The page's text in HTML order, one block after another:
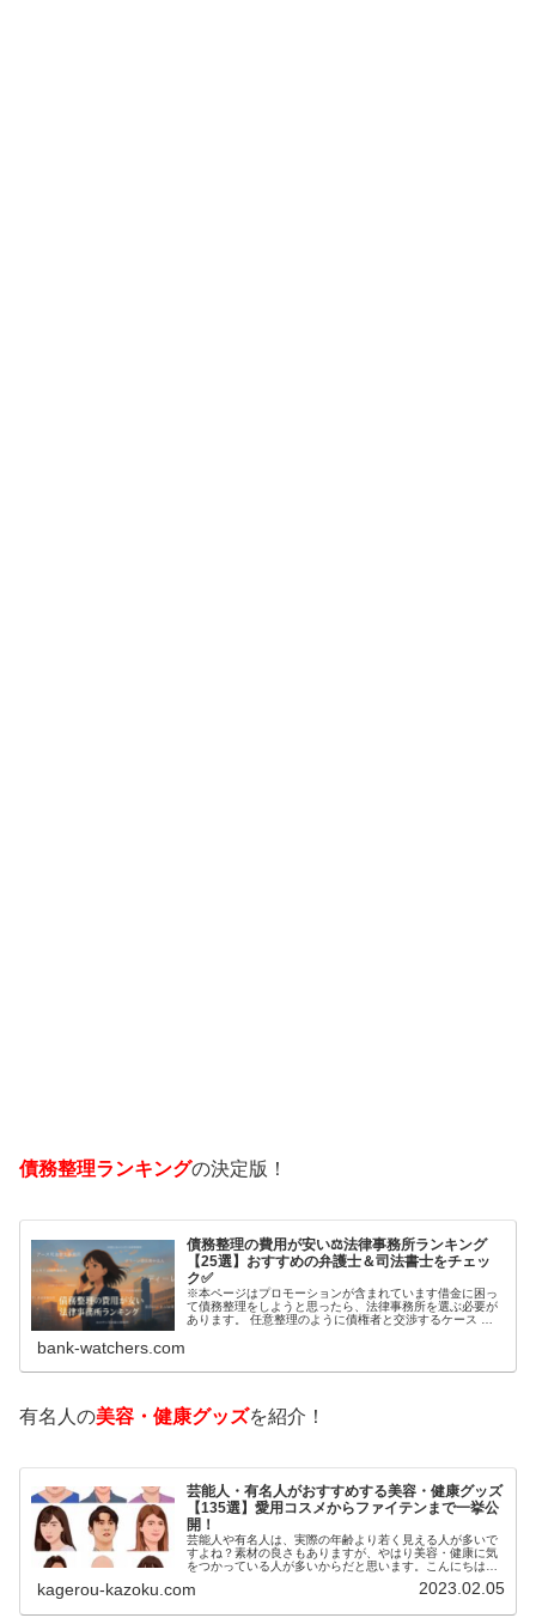
債務整理ランキングの決定版！
債務整理の費用が安い⚖️法律事務所ランキング
【25選】おすすめの弁護士＆司法書士をチェッ
ク✅
※本ページはプロモーションが含まれています借金に困っ
て債務整理をしようと思ったら、法律事務所を選ぶ必要が
あります。 任意整理のように債権者と交渉するケース 自
bank-watchers.com
有名人の美容・健康グッズを紹介！
芸能人・有名人がおすすめする美容・健康グッズ
【135選】愛用コスメからファイテンまで一挙公
開！
芸能人や有名人は、実際の年齢より若く見える人が多いで
すよね？素材の良さもありますが、やはり美容・健康に気
をつかっている人が多いからだと思います。こんにちは！
いるのでしょうか？今回は、芸能人…
kagerou-kazoku.com 2023.02.05